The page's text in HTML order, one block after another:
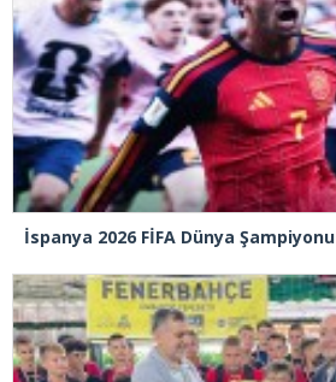
İspanya 2026 FİFA Dünya Şampiyonu